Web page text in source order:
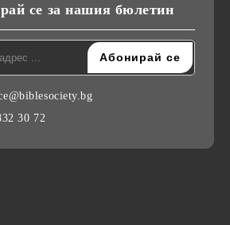
се за нашия бюлетин
30 72